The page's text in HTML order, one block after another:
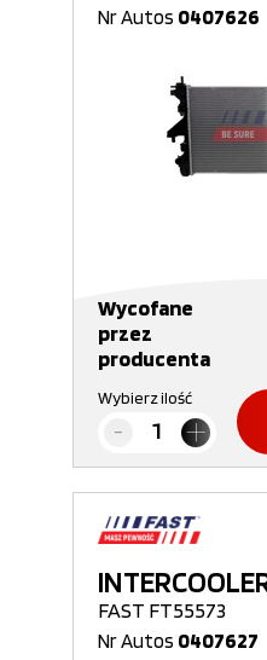
Nr Autos 0407626
Wycofane
przez
producenta
Wybierz ilość
FAST FT55573
Nr Autos 0407627